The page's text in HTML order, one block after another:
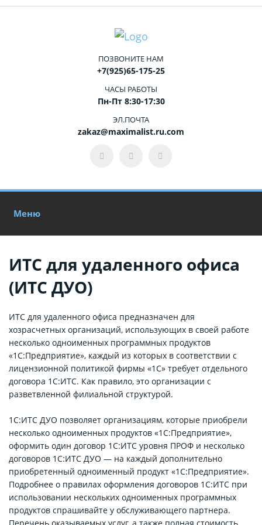
ПОЗВОНИТЕ НАМ
+7(925)65-175-25
ЧАСЫ РАБОТЫ
Пн-Пт 8:30-17:30
ЭЛ.ПОЧТА
zakaz@maximalist.ru.com
Меню
ИТС для удаленного офиса
(ИТС ДУО)
ИТС для удаленного офиса предназначен для
хозрасчетных организаций, использующих в своей работе
несколько одноименных программных продуктов
«1С:Предприятие», каждый из которых в соответствии с
лицензионной политикой фирмы «1С» требует отдельного
договора 1С:ИТС. Как правило, это организации с
разветвленной филиальной структурой.
1С:ИТС ДУО позволяет организациям, которые приобрели
несколько одноименных продуктов «1С:Предприятие»,
оформить один договор 1C:ИТС уровня ПРОФ и несколько
договоров 1С:ИТС ДУО — на каждый дополнительно
приобретенный одноименный продукт «1С:Предприятие».
Подробнее о правилах оформления договоров 1С:ИТС при
использовании нескольких одноименных программных
продуктов спрашивайте у обслуживающего партнера.